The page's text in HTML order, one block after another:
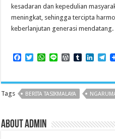
kesadaran dan kepedulian
meningkat, sehingga tercipta
keberlanjutan generasi
F
e
b
o
T
t
t
e
W
t
s
A
L
e
W
d
P
r
s
T
b
l
r
L
k
e
d
T
e
g
r
Tags BERITA TASIKMALAYA
About admin